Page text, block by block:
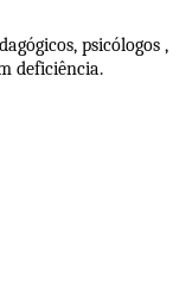
psicólogos ,
deficiência.